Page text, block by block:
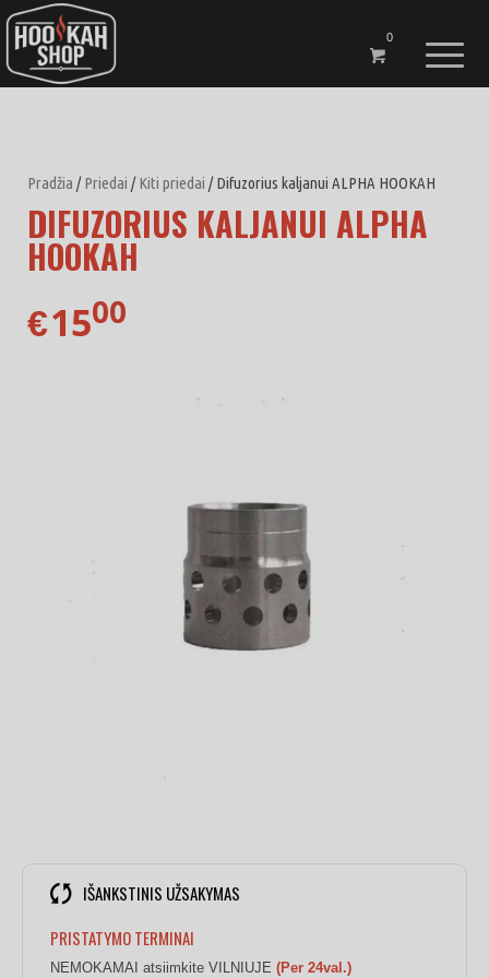
0
Pradžia /Priedai /Kiti priedai / Difuzorius kaljanui ALPHA HOOKAH
DIFUZORIUS KALJANUI ALPHA
HOOKAH
€1500
IŠANKSTINIS UŽSAKYMAS
PRISTATYMO TERMINAI
NEMOKAMAI atsiimkite VILNIUJE (Per 24val.)